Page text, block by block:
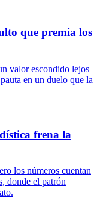
que premia los
valor escondido lejos
en un duelo que la
frena la
los números cuentan
donde el patrón